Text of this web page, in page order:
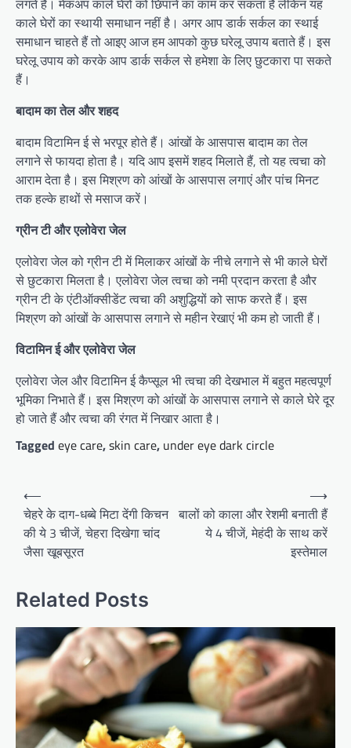
काले घेरों का स्थायी समाधान नहीं है। अगर आप डार्क सर्कल का स्थाई
समाधान चाहते हैं तो आइए आज हम आपको कुछ घरेलू उपाय बताते हैं। इस
घरेलू उपाय को करके आप डार्क सर्कल से हमेशा के लिए छुटकारा पा सकते
हैं।
बादाम का तेल और शहद
बादाम विटामिन ई से भरपूर होते हैं। आंखों के आसपास बादाम का तेल
लगाने से फायदा होता है। यदि आप इसमें शहद मिलाते हैं, तो यह त्वचा को
आराम देता है। इस मिश्रण को आंखों के आसपास लगाएं और पांच मिनट
तक हल्के हाथों से मसाज करें।
ग्रीन टी और एलोवेरा जेल
एलोवेरा जेल को ग्रीन टी में मिलाकर आंखों के नीचे लगाने से भी काले घेरों
से छुटकारा मिलता है। एलोवेरा जेल त्वचा को नमी प्रदान करता है और
ग्रीन टी के एंटीऑक्सीडेंट त्वचा की अशुद्धियों को साफ करते हैं। इस
मिश्रण को आंखों के आसपास लगाने से महीन रेखाएं भी कम हो जाती हैं।
विटामिन ई और एलोवेरा जेल
एलोवेरा जेल और विटामिन ई कैप्सूल भी त्वचा की देखभाल में बहुत महत्वपूर्ण
भूमिका निभाते हैं। इस मिश्रण को आंखों के आसपास लगाने से काले घेरे दूर
हो जाते हैं और त्वचा की रंगत में निखार आता है।
Tagged eye care,skin care, under eye dark circle
Post
navigation
⟵
चेहरे के दाग-धब्बे मिटा देंगी किचन
की ये 3 चीजें, चेहरा दिखेगा चांद
जैसा खूबसूरत
बालों को काला और रेशमी बनाती हैं
ये 4 चीजें, मेहंदी के साथ करें
इस्तेमाल
⟶
Related Posts